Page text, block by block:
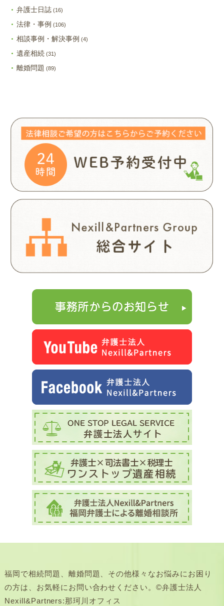
弁護士日誌(16)
法律・事例 (106)
相談事例・解決事例 (4)
遺産相続(31)
離婚問題 (89)
福岡で相続問題、離婚問題、その他様々なお悩みにお困り
の方は、お気軽にお問い合わせください。©弁護士法人
Nexill&Partners:那珂川オフィス